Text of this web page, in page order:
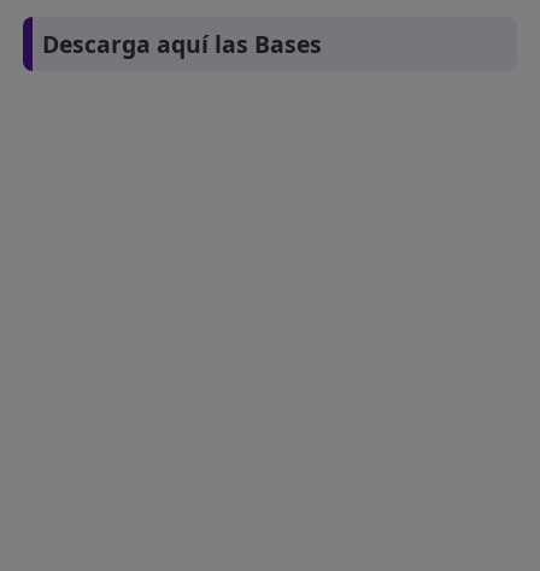
Descarga aquí las Bases